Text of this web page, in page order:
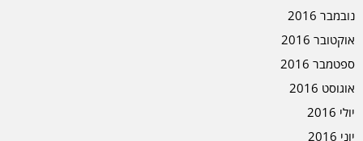
נובמבר 2016
אוקטובר 2016
ספטמבר 2016
אוגוסט 2016
יולי 2016
יוני 2016